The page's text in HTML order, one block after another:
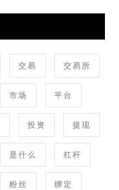
交易 交易所
市场 平台
投资 提现
是什么 杠杆
粉丝 绑定